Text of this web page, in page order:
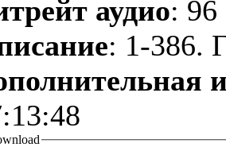
аудио: 96
: 1-386.